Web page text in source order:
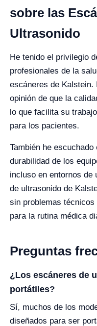
sobre las
Ultrasonido
He tenido el privilegio
profesionales de la
escáneres de
opinión de que la
lo que facilita su
para los pacientes.
También he
durabilidad de los
incluso en entornos de
de ultrasonido de
sin problemas
para la rutina médica
Preguntas
¿Los escáneres de
portátiles?
Sí, muchos de los
diseñados para ser